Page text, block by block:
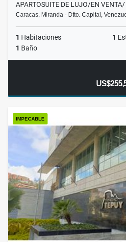
APARTOSUITE DE LUJO/EN
Caracas, Miranda - Dtto. Capital,
1 Habitaciones 1
1 Baño
IMPECABLE